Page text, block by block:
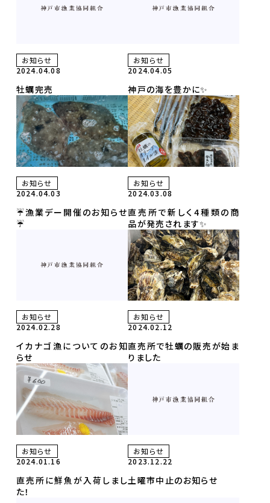
直売所のお知らせ
個人情報保護方針
お知らせ
2024.04.08
牡蠣完売
お知らせ
2024.04.05
神戸の海を豊かに✨
お知らせ
2024.04.03
☔️漁業デー開催のお知らせ
☔️
お知らせ
2024.03.08
直売所で新しく4種類の商
品が発売されます✨
お知らせ
2024.02.28
イカナゴ漁についてのお知
らせ
お知らせ
2024.02.12
直売所で牡蠣の販売が始ま
りました
お知らせ
2024.01.16
直売所に鮮魚が入荷しまし
た！
お知らせ
2023.12.22
土曜市中止のお知らせ